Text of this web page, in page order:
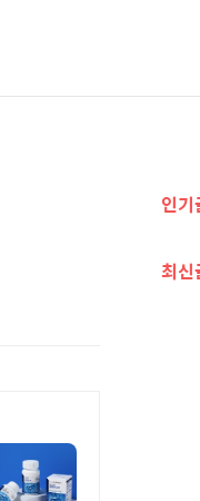
추
정
인기
최신